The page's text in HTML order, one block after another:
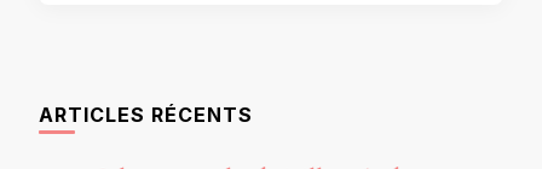
ARTICLES RÉCENTS